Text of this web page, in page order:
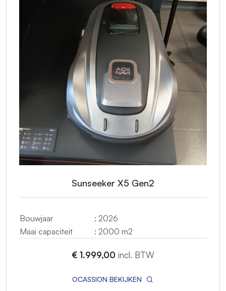
Sunseeker X5 Gen2
Bouwjaar
: 2026
Maai capaciteit
: 2000 m2
€ 1.999,00 incl. BTW
OCASSION BEKIJKEN